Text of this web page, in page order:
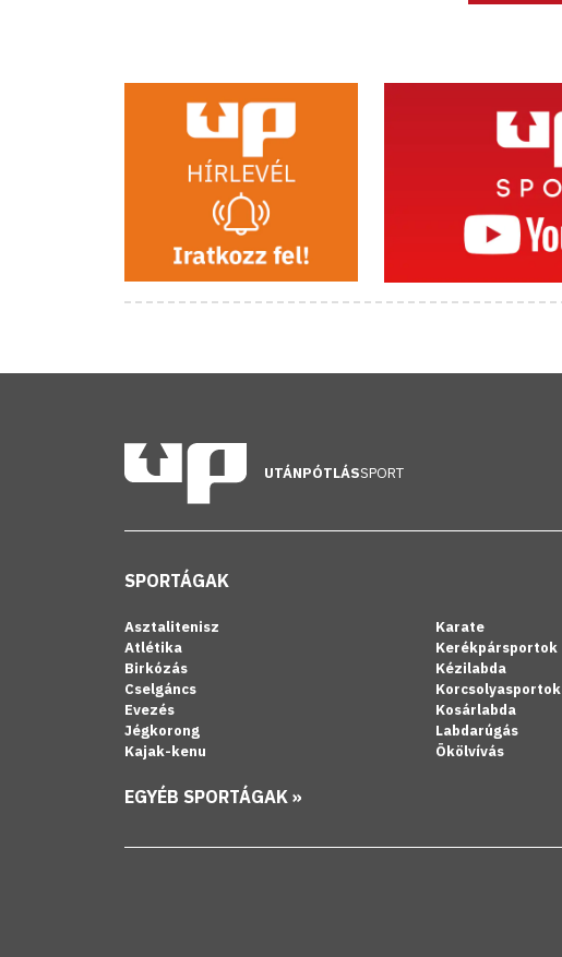
UTÁNPÓTLÁSSPORT
SPORTÁGAK
Asztalitenisz
Atlétika
Birkózás
Cselgáncs
Evezés
Jégkorong
Kajak-kenu
Karate
Kerékpársportok
Kézilabda
Korcsolyasportok
Kosárlabda
Labdarúgás
Ökölvívás
EGYÉB SPORTÁGAK »